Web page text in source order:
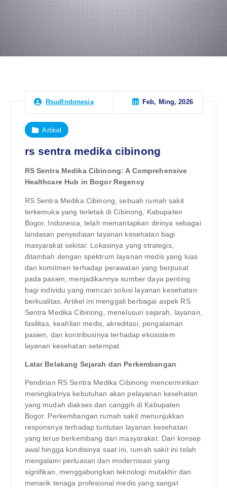
RsudIndonesia Feb, Ming, 2026
Artikel
rs sentra medika cibinong
RS Sentra Medika Cibinong: A Comprehensive
Healthcare Hub in Bogor Regency
RS Sentra Medika Cibinong, sebuah rumah sakit
terkemuka yang terletak di Cibinong, Kabupaten
Bogor, Indonesia, telah memantapkan dirinya sebagai
landasan penyediaan layanan kesehatan bagi
masyarakat sekitar. Lokasinya yang strategis,
ditambah dengan spektrum layanan medis yang luas
dan komitmen terhadap perawatan yang berpusat
pada pasien, menjadikannya sumber daya penting
bagi individu yang mencari solusi layanan kesehatan
berkualitas. Artikel ini menggali berbagai aspek RS
Sentra Medika Cibinong, menelusuri sejarah, layanan,
fasilitas, keahlian medis, akreditasi, pengalaman
pasien, dan kontribusinya terhadap ekosistem
layanan kesehatan setempat.
Latar Belakang Sejarah dan Perkembangan
Pendirian RS Sentra Medika Cibinong mencerminkan
meningkatnya kebutuhan akan pelayanan kesehatan
yang mudah diakses dan canggih di Kabupaten
Bogor. Perkembangan rumah sakit menunjukkan
responsnya terhadap tuntutan layanan kesehatan
yang terus berkembang dari masyarakat. Dari konsep
awal hingga kondisinya saat ini, rumah sakit ini telah
mengalami perluasan dan modernisasi yang
signifikan, menggabungkan teknologi mutakhir dan
menarik tenaga profesional medis yang sangat